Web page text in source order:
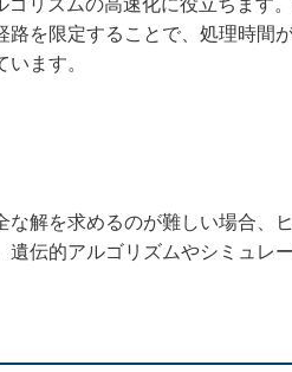
を限定することで、処理時間
ます。
解を求めるのが難しい場合、
伝的アルゴリズムやシミュレ